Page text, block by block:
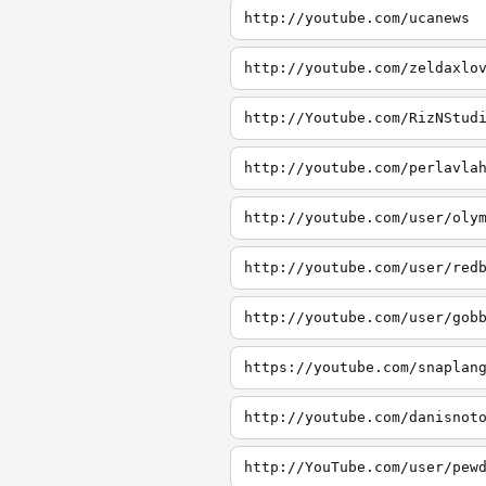
http://youtube.com/ucanews
http://youtube.com/
http://Youtube.com/
http://youtube.com/
http://youtube.com/user/
http://youtube.com/user/
http://youtube.com/user/
https://youtube.com/
http://youtube.com/
http://YouTube.com/user/